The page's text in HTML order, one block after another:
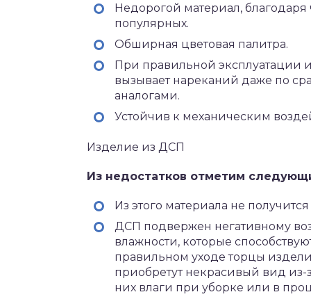
Недорогой материал,
популярных.
Обширная цветовая палитра.
При правильной эксплуатации
вызывает нареканий даже по
аналогами.
Устойчив к механическим
Изделие из ДСП
Из недостатков отметим
Из этого материала не
ДСП подвержен негативному
влажности, которые
правильном уходе торцы
приобретут некрасивый вид
них влаги при уборке или в